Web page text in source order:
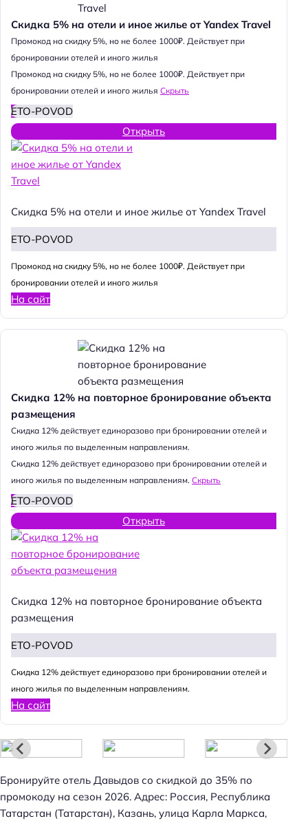
Скидка 5% на отели и иное жилье от Yandex Travel
Промокод на скидку 5%, но не более 1000₽. Действует при
бронировании отелей и иного жилья
Промокод на скидку 5%, но не более 1000₽. Действует при
бронировании отелей и иного жилья Скрыть
ETO-POVOD
Открыть
Скидка 5% на отели и иное жилье от Yandex Travel
ETO-POVOD
Промокод на скидку 5%, но не более 1000₽. Действует при
бронировании отелей и иного жилья
На сайт
Скидка 12% на повторное бронирование объекта
размещения
Cкидка 12% действует единоразово при бронировании отелей и
иного жилья по выделенным направлениям.
Cкидка 12% действует единоразово при бронировании отелей и
иного жилья по выделенным направлениям. Скрыть
ETO-POVOD
Открыть
Скидка 12% на повторное бронирование объекта
размещения
ETO-POVOD
Cкидка 12% действует единоразово при бронировании отелей и
иного жилья по выделенным направлениям.
На сайт
Бронируйте отель Давыдов со скидкой до 35% по
промокоду на сезон 2026. Адрес: Россия, Республика
Татарстан (Татарстан), Казань, улица Карла Маркса,